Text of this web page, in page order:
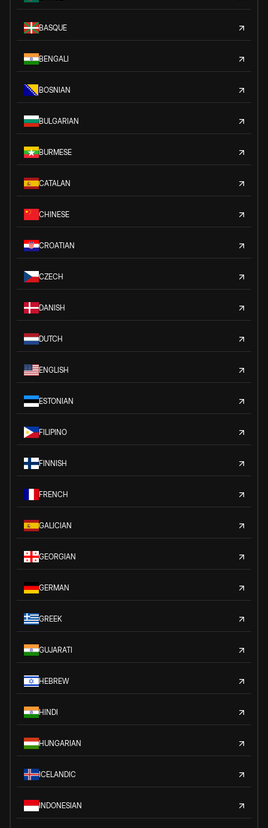
BASQUE
BENGALI
BOSNIAN
BULGARIAN
BURMESE
CATALAN
CHINESE
CROATIAN
CZECH
DANISH
DUTCH
ENGLISH
ESTONIAN
FILIPINO
FINNISH
FRENCH
GALICIAN
GEORGIAN
GERMAN
GREEK
GUJARATI
HEBREW
HINDI
HUNGARIAN
ICELANDIC
INDONESIAN